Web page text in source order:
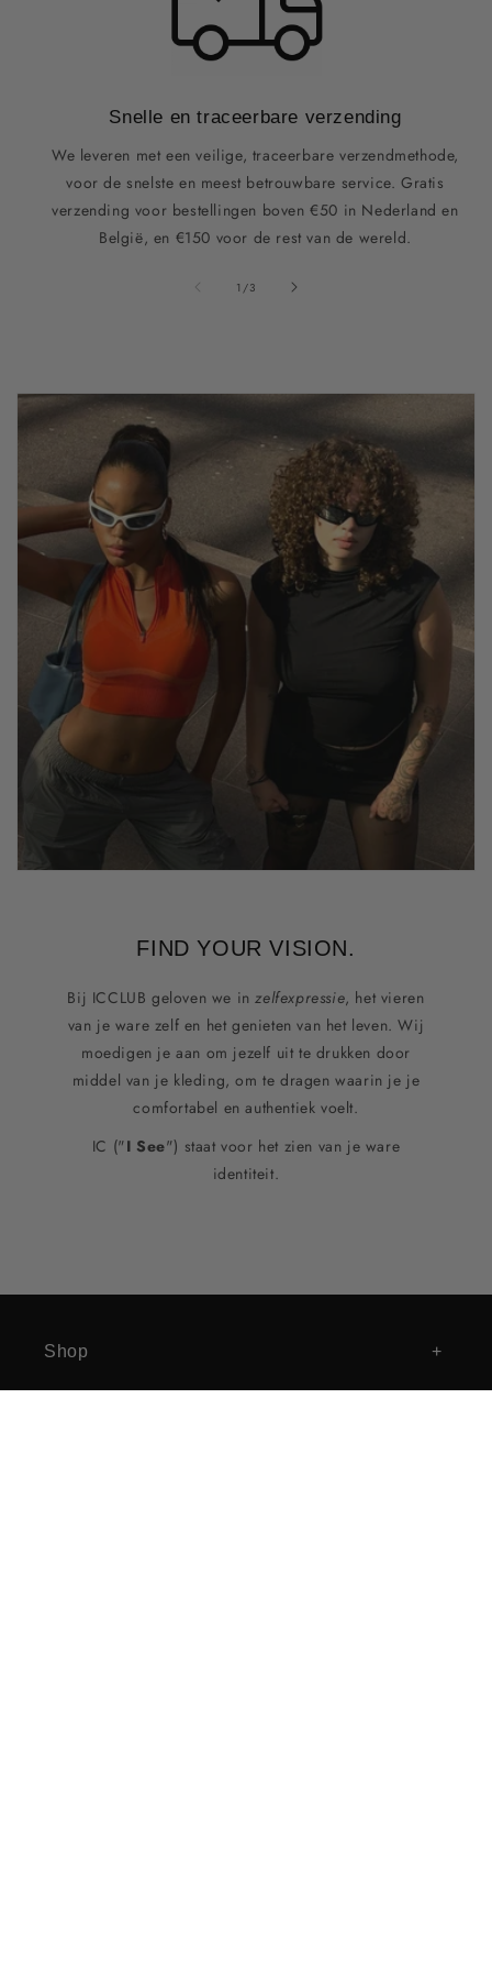
Snelle en traceerbare verzending
We leveren met een veilige, traceerbare verzendmethode,
voor de snelste en meest betrouwbare service. Gratis
verzending voor bestellingen boven €50 in Nederland en
België, en €150 voor de rest van de wereld.
1 /van3
FIND YOUR VISION.
Bij ICCLUB geloven we inzelfexpressie, het vieren
van je ware zelf en het genieten van het leven. Wij
moedigen je aan om jezelf uit te drukken door
middel van je kleding, om te dragen waarin je je
comfortabel en authentiek voelt.
IC ("I See") staat voor het zien van je ware
identiteit.
Shop